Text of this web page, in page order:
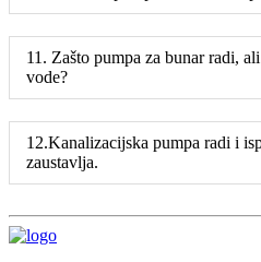
11. Zašto pumpa za bunar radi,
vode?
12.Kanalizacijska pumpa radi i
zaustavlja.